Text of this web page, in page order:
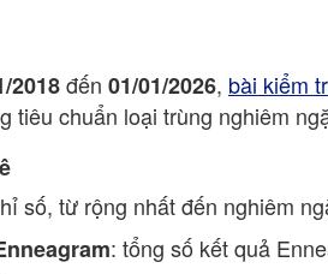
2018đến 01/01/2026, bài kiểm
tiêu chuẩn loại trùng nghiêm
số, từ rộng nhất đến nghiêm
: tổng số kết quả